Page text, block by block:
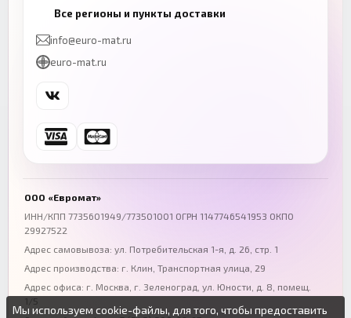
+7 (843) 206-01-30
Челябинск
+7 (343) 300-99-67
Ростов-на-Дону
+7 (863) 333-50-75
Волгоград
+7 (844) 261-36-12
Омск
Все регионы и пункты доставки
info@euro-mat.ru
euro-mat.ru
ООО «Евромат»
ИНН/КПП 7735601949/773501001 ОГРН 1147746541953 ОКПО
29927522
Адрес самовывоза: ул. Потребительская 1-я, д. 26, стр. 1
Адрес производства: г. Клин, Транспортная улица, 29
Адрес офиса: г. Москва, г. Зеленоград ул. Юности, д. 8, помещ.
1/5
Мы используем cookie-файлы, для того, чтобы предоставить